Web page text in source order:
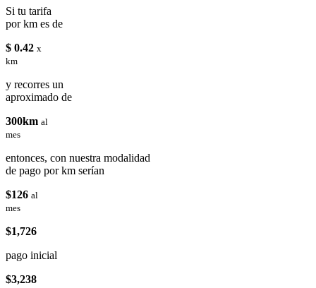
Si tu tarifa
por km es de
$ 0.42 x
km
y recorres un
aproximado de
300km al
mes
entonces, con nuestra modalidad
de pago por km serían
$126 al
mes
$1,726
pago inicial
$3,238